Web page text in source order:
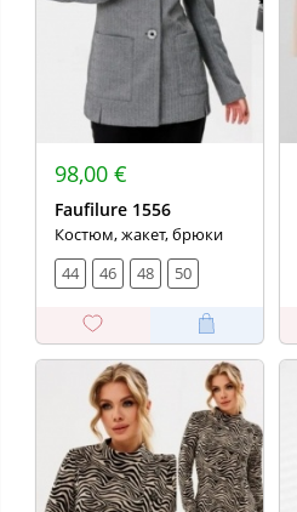
98,00 €
Faufilure 1556
Костюм, жакет, брюки
44
46 48 50